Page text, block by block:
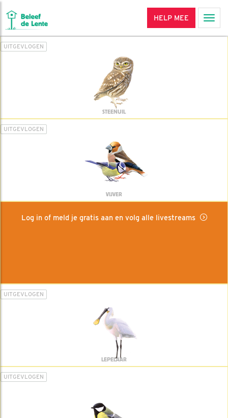
HELP MEE
UITGEVLOGEN
STEENUIL
UITGEVLOGEN
VIJVER
Log in of meld je gratis aan en volg alle livestreams
UITGEVLOGEN
LEPELAAR
UITGEVLOGEN